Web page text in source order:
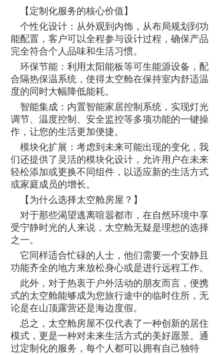
【定制化服务的核心价值】
个性化设计：从外观到内饰，从布局规划到功
能配置，客户可以全程参与设计过程，确保产品
完全符合个人品味和生活习惯。
环保节能：利用太阳能板等可生能源设备，配
合隔热保温系统，使得太空舱在保持室内舒适温
度的同时大幅降低能耗。
智能集成：内置智能家居控制系统，实现灯光
调节、温度控制、安全监控等多项功能的一键操
作，让您的生活更加便捷。
模块化扩展：考虑到未来可能出现的变化，我
们还提供了灵活的模块化设计，允许用户在未来
轻松添加或更换不同组件，以适应新的生活方式
或家庭成员的增长。
【为什么选择太空舱房屋？】
对于那些渴望逃离喧嚣都市，在自然环境中享
受宁静时光的人来说，太空舱无疑是理想的选择
之一。
它同样适合忙碌的人士，他们需要一个安静且
功能齐全的地方来放松身心或是进行远程工作。
此外，对于热衷于户外活动的朋友而言，便携
式的太空舱能够成为您旅行途中的临时住所，无
论是在山顶露营还是海边度假。
总之，太空舱房屋不仅代表了一种创新的居住
模式，更是一种对未来生活方式的美好愿景。通
过定制化的服务，每个人都可以拥有自己独特